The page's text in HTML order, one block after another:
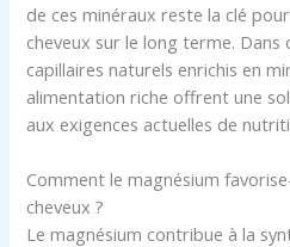
de ces minéraux reste la clé
cheveux sur le long terme. Dans
capillaires naturels enrichis en
alimentation riche offrent une
aux exigences actuelles de
Comment le magnésium
cheveux ?
Le magnésium contribue à la